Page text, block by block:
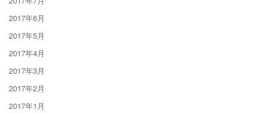
2017年6月
2017年5月
2017年4月
2017年3月
2017年2月
2017年1月